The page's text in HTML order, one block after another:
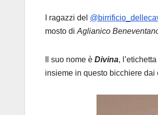
I ragazzi del
mosto di Aglianico
Il suo nome è Divina,
insieme in questo bicchiere